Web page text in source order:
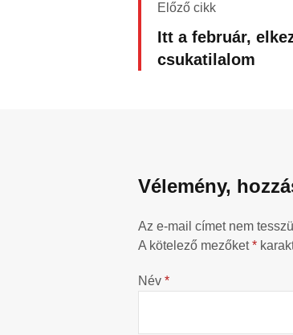
Előző cikk
Itt a február,
csukatilalom
Vélemény,
Az e-mail címet nem
A kötelező mezőket*
Név *